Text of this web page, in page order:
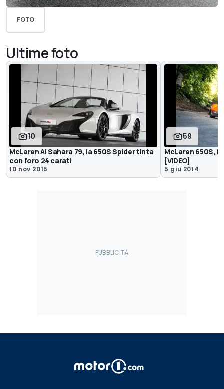
FOTO
Ultime foto
10
McLaren Al Sahara 79, la 650S Spider tinta
con l'oro 24 carati
10 nov 2015
59
McLaren 650S,
[VIDEO]
5 giu 2014